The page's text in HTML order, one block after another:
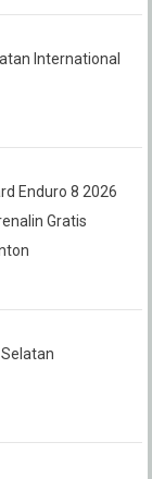
International
Enduro 8 2026
Gratis